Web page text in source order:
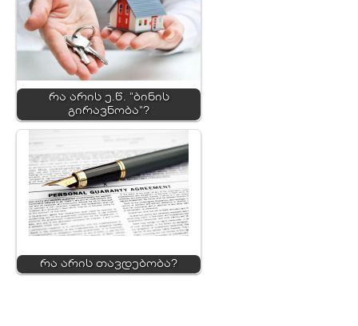
რა არის ე.წ. "ბინის
გირავნობა"?
რა არის თავდებობა?